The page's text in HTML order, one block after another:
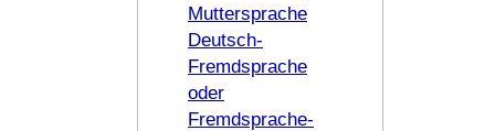
Muttersprache
Deutsch-
Fremdsprache
oder
Fremdsprache-